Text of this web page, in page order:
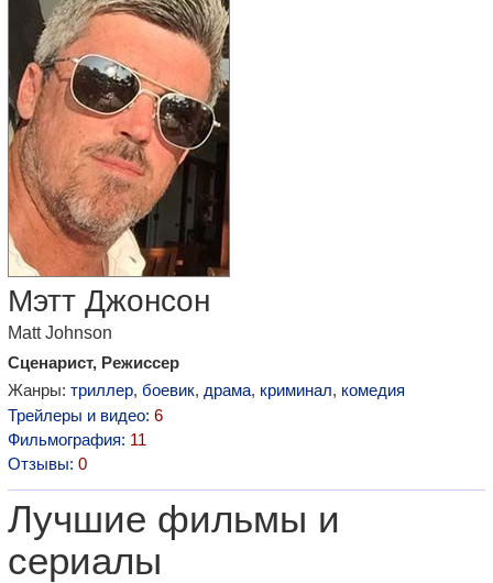
Мэтт Джонсон
Matt Johnson
Сценарист, Режиссер
Жанры: триллер, боевик, драма, криминал, комедия
Трейлеры и видео: 6
Фильмография: 11
Отзывы: 0
Лучшие фильмы и
сериалы